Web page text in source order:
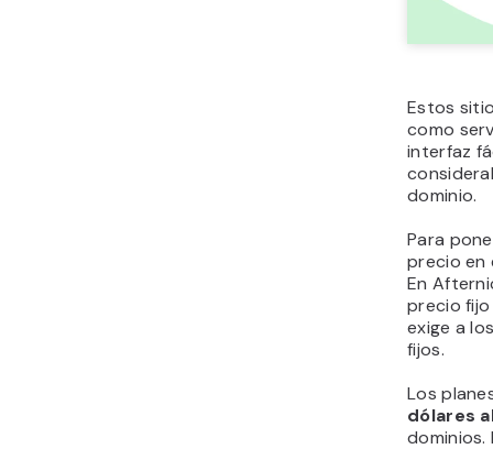
Estos
como
interfaz
dominio.
Para
precio en
En
precio
exige a
fijos.
Los
dólares